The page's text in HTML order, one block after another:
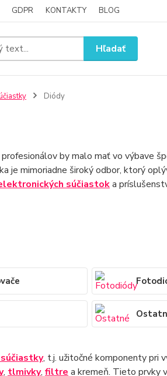
GDPR KONTAKTY BLOG
Hľadať
Diódy
profesionálov by malo mať vo výbave
je mimoriadne široký odbor, ktorý
súčiastoka
, t.j. užitočné komponenty pri
, tlmivky, filtre a kremeň. Tieto prvky